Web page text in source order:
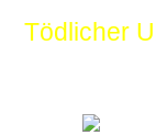
Tödlicher